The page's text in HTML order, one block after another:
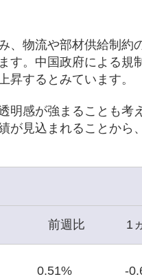
、物流や部材供給制約
す。中国政府による規
昇するとみています。
明感が強まることも考
が見込まれることから
前週比 1
0.51% -